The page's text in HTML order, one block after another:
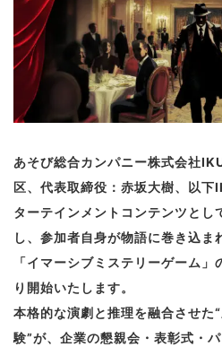
あそび総合カンパニー株式会社
区、代表取締役：赤坂大樹、以
ターテインメントコンテンツとし
し、参加者自身が物語に巻き込ま
「イマーシブミステリーゲーム
り開始いたします。
本格的な演劇と推理を融合させた
験”が、企業の懇親会・表彰式・